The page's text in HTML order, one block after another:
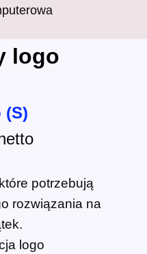
logo
(S)
potrzebują
rozwiązania na
logo